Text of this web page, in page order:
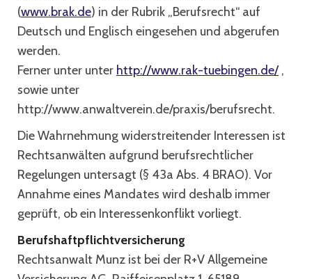
(www.brak.de) in der Rubrik „Berufsrecht“ auf
Deutsch und Englisch eingesehen und abgerufen
werden.
Ferner unter unter http://www.rak-tuebingen.de/,
sowie unter
http://www.anwaltverein.de/praxis/berufsrecht.
Die Wahrnehmung widerstreitender Interessen ist
Rechtsanwälten aufgrund berufsrechtlicher
Regelungen untersagt (§ 43a Abs. 4 BRAO). Vor
Annahme eines Mandates wird deshalb immer
geprüft, ob ein Interessenkonflikt vorliegt.
Berufshaftpflichtversicherung
Rechtsanwalt Munz ist bei der R+V Allgemeine